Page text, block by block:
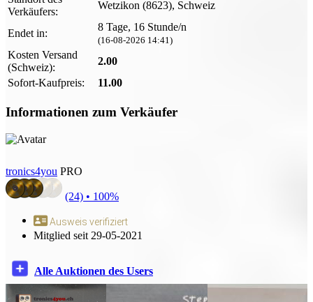
Verkäufers:
Wetzikon (8623), Schweiz
Endet in:
8 Tage, 16 Stunde/n
(16-08-2026 14:41)
Kosten Versand
(Schweiz):
2.00
Sofort-Kaufpreis:
11.00
Informationen zum Verkäufer
tronics4you PRO
(24) • 100%
Ausweis verifiziert
Mitglied seit 29-05-2021
Alle Auktionen des Users